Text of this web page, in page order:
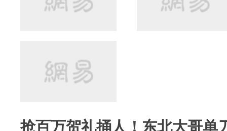
抢百万贺礼捅人！东北大哥单